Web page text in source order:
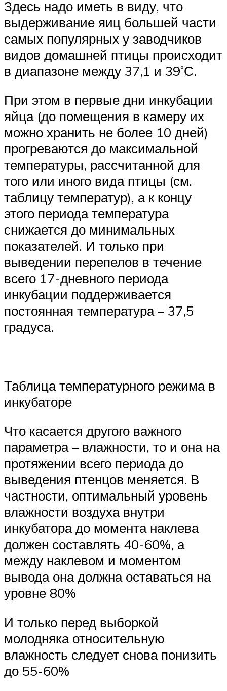
Здесь надо иметь в виду, что
выдерживание яиц большей части
самых популярных у заводчиков
видов домашней птицы происходит
в диапазоне между 37,1 и 39˚С.
При этом в первые дни инкубации
яйца (до помещения в камеру их
можно хранить не более 10 дней)
прогреваются до максимальной
температуры, рассчитанной для
того или иного вида птицы (см.
таблицу температур), а к концу
этого периода температура
снижается до минимальных
показателей. И только при
выведении перепелов в течение
всего 17-дневного периода
инкубации поддерживается
постоянная температура – 37,5
градуса.
Таблица температурного режима в
инкубаторе
Что касается другого важного
параметра – влажности, то и она на
протяжении всего периода до
выведения птенцов меняется. В
частности, оптимальный уровень
влажности воздуха внутри
инкубатора до момента наклева
должен составлять 40-60%, а
между наклевом и моментом
вывода она должна оставаться на
уровне 80%
И только перед выборкой
молодняка относительную
влажность следует снова понизить
до 55-60%